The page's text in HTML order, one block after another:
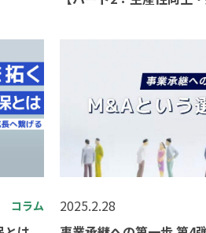
コラム 2025.2.28